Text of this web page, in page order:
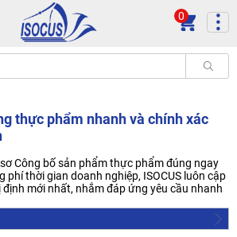
0
thực phẩm nhanh và chính xác
Công bố sản phẩm thực phẩm đúng ngay
thời gian doanh nghiệp, ISOCUS luôn cập
mới nhất, nhắm đáp ứng yêu cầu nhanh